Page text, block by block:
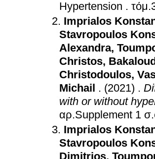
Hypertension .
Imprialos
Stavropoulos
Alexandra,
Christos,
Christodoulos,
Michail
. (2021) .
with or without
Imprialos
Stavropoulos
Dimitrios,